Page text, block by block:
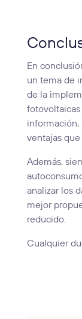
En
un tema de
de la
fotovoltaicas
información,
ventajas
Además,
analizar los
mejor
reducido.
Cualquier